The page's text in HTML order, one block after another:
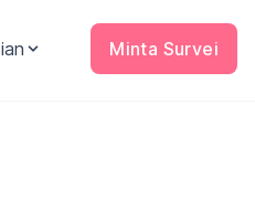
Minta Survei